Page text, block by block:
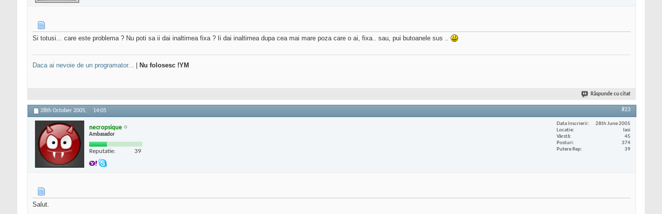
Si totusi... care este problema ? Nu poti sa ii dai inaltimea fixa ? Ii dai inaltimea dupa cea mai mare poza care o ai, fixa.. sau, pui butoanele sus ..
Daca ai nevoie de un programator... Nu folosesc !YM
Răspunde cu citat
28th October 2005, 14:05 #23
necropsique
Ambasador
Reputatie: 39
Data înscrierii
28th June 2005
Locaţie
Iasi
Vârstă
45
Posturi
374
Putere Rep
39
Salut.